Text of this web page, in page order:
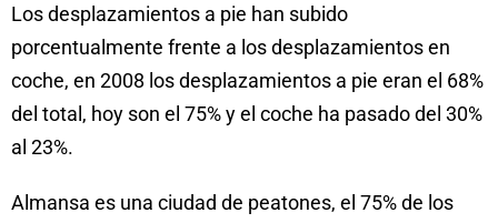
Los desplazamientos a pie han subido
porcentualmente frente a los desplazamientos en
coche, en 2008 los desplazamientos a pie eran el 68%
del total, hoy son el 75% y el coche ha pasado del 30%
al 23%.
Almansa es una ciudad de peatones, el 75% de los